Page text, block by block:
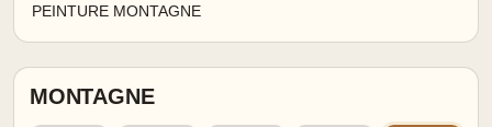
PEINTURE MONTAGNE
MONTAGNE